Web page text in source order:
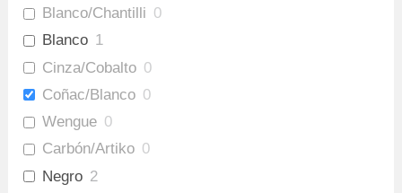
Blanco/Chantilli 0
Blanco 1
Cinza/Cobalto 0
Coñac/Blanco 0
Wengue 0
Carbón/Artiko 0
Negro 2